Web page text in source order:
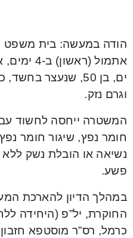
הודה במעשה: בית משפט
אתמול
ים, בן 50, שנעצר
וגרם נזק.
המשטרה ייחסה לחשוד
חומר נפץ, שיגור חומר
נשיאה או הובלת נשק
פשע.
במהלך הדיון להארכת
החוקרת, יל”פ (היחידה